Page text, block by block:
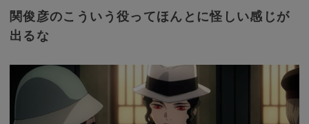
関俊彦のこういう役ってほんとに怪しい感じが
出るな